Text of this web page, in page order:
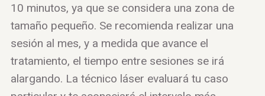
10 minutos, ya que se considera una zona de
tamaño pequeño. Se recomienda realizar una
sesión al mes, y a medida que avance el
tratamiento, el tiempo entre sesiones se irá
alargando. La técnico láser evaluará tu caso